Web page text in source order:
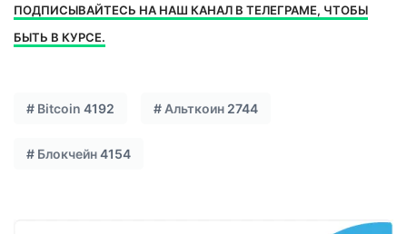
ПОДПИСЫВАЙТЕСЬ НА НАШ КАНАЛ В ТЕЛЕГРАМЕ, ЧТОБЫ
БЫТЬ В КУРСЕ.
# Bitcoin 4192 # Альткоин 2744
# Блокчейн4154